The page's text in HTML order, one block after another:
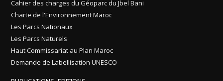
Cahier des charges du Géoparc du Jbel Bani
Charte de l'Environnement Maroc
Les Parcs Nationaux
Les Parcs Naturels
Haut Commissariat au Plan Maroc
Demande de Labellisation UNESCO